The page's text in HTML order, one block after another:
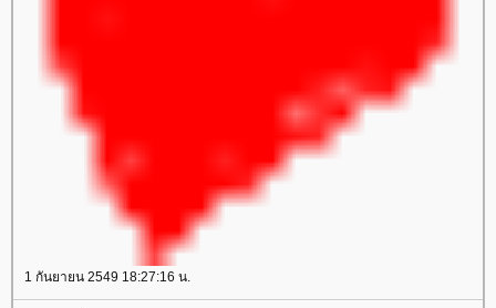
1 กันยายน 2549 18:27:16 น.